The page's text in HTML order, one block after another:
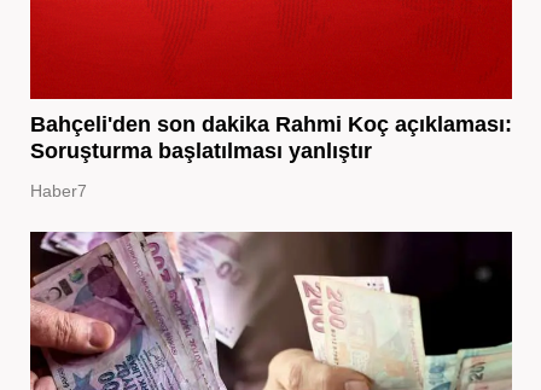
Bahçeli'den son dakika Rahmi Koç açıklaması:
Soruşturma başlatılması yanlıştır
Haber7